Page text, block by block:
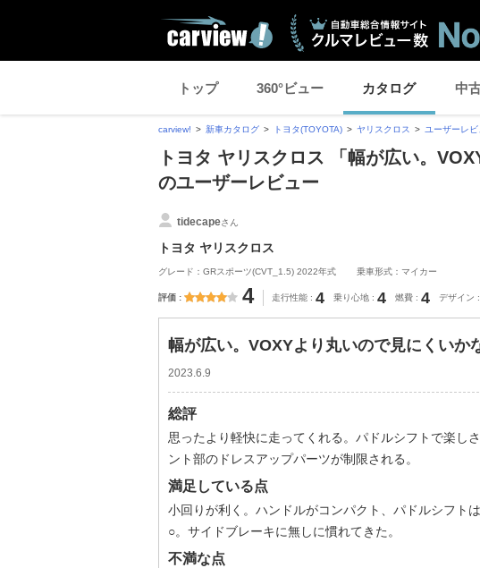
トップ 360°ビュー カタログ 中
carview! 新車カタログ トヨタ(TOYOTA) ヤリスクロス ユーザーレ
トヨタ ヤリスクロス 「幅が広い。
のユーザーレビュー
tidecapeさん
トヨタ ヤリスクロス
グレード：GRスポーツ(CVT_1.5) 2022年式 乗車形式：マイカー
評価 4 走行性能 4 乗り心地 4 燃費 4 デザイン
幅が広い。VOXYより丸いので見にくいか
2023.6.9
総評
思ったより軽快に走ってくれる。パドルシフトで楽し
ント部のドレスアップパーツが制限される。
満足している点
小回りが利く。ハンドルがコンパクト、パドルシフト
○。サイドブレーキに無しに慣れてきた。
不満な点